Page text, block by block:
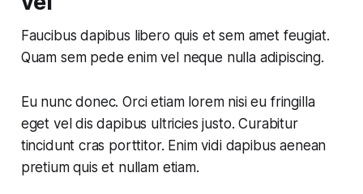
Faucibus dapibus libero quis et sem amet feugiat.
Quam sem pede enim vel neque nulla adipiscing.
Eu nunc donec. Orci etiam lorem nisi eu fringilla
eget vel dis dapibus ultricies justo. Curabitur
tincidunt cras porttitor. Enim vidi dapibus aenean
pretium quis et nullam etiam.